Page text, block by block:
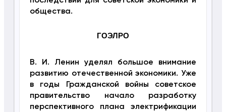
общества.
ГОЭЛРО
В. И. Ленин уделял большое внимание
развитию отечественной экономики. Уже
в годы Гражданской войны советское
правительство начало разработку
перспективного плана электрификации